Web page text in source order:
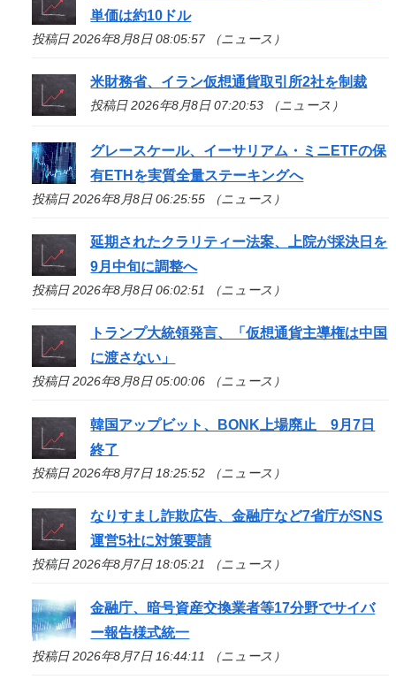
単価は約10ドル
投稿日 2026年8月8日 08:05:57 （ニュース）
米財務省、イラン仮想通貨取引所2社を制裁
投稿日 2026年8月8日 07:20:53 （ニュース）
グレースケール、イーサリアム・ミニETFの保
有ETHを実質全量ステーキングへ
投稿日 2026年8月8日 06:25:55 （ニュース）
延期されたクラリティー法案、上院が採決日を
9月中旬に調整へ
投稿日 2026年8月8日 06:02:51 （ニュース）
トランプ大統領発言、「仮想通貨主導権は中国
に渡さない」
投稿日 2026年8月8日 05:00:06 （ニュース）
韓国アップビット、BONK上場廃止 9月7日
終了
投稿日 2026年8月7日 18:25:52 （ニュース）
なりすまし詐欺広告、金融庁など7省庁がSNS
運営5社に対策要請
投稿日 2026年8月7日 18:05:21 （ニュース）
金融庁、暗号資産交換業者等17分野でサイバ
ー報告様式統一
投稿日 2026年8月7日 16:44:11 （ニュース）